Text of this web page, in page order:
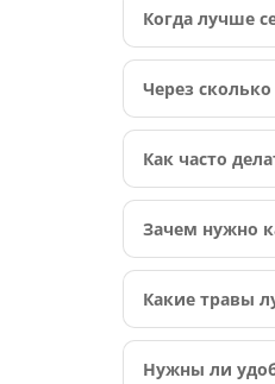
Когда лучше
Через
Как часто
Зачем нужно
Какие травы
Нужны ли